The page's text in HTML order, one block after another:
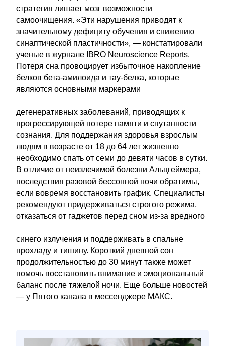
стратегия лишает мозг возможности
самоочищения. «Эти нарушения приводят к
значительному дефициту обучения и снижению
синаптической пластичности», — констатировали
ученые в журнале IBRO Neuroscience Reports.
Потеря сна провоцирует избыточное накопление
белков бета-амилоида и тау-белка, которые
являются основными маркерами
дегенеративных заболеваний, приводящих к
прогрессирующей потере памяти и спутанности
сознания. Для поддержания здоровья взрослым
людям в возрасте от 18 до 64 лет жизненно
необходимо спать от семи до девяти часов в сутки.
В отличие от неизлечимой болезни Альцгеймера,
последствия разовой бессонной ночи обратимы,
если вовремя восстановить график. Специалисты
рекомендуют придерживаться строгого режима,
отказаться от гаджетов перед сном из-за вредного
синего излучения и поддерживать в спальне
прохладу и тишину. Короткий дневной сон
продолжительностью до 30 минут также может
помочь восстановить внимание и эмоциональный
баланс после тяжелой ночи. Еще больше новостей
— у Пятого канала в мессенджере МАКС.